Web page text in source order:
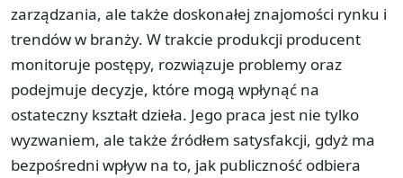
zarządzania, ale także doskonałej znajomości rynku i
trendów w branży. W trakcie produkcji producent
monitoruje postępy, rozwiązuje problemy oraz
podejmuje decyzje, które mogą wpłynąć na
ostateczny kształt dzieła. Jego praca jest nie tylko
wyzwaniem, ale także źródłem satysfakcji, gdyż ma
bezpośredni wpływ na to, jak publiczność odbiera